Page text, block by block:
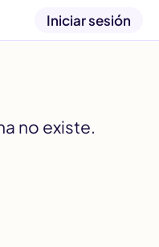
Iniciar sesión
no existe.